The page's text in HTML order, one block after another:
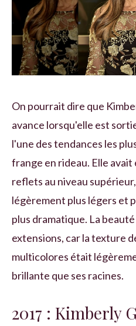
On pourrait dire que
avance lorsqu'elle est
l'une des tendances les
frange en rideau. Elle
reflets au niveau
légèrement plus légers et
plus dramatique. La
extensions, car la texture
multicolores était
brillante que ses racines.
2017 : Kimberly